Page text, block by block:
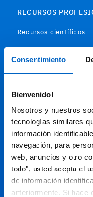
Consentimiento
Bienvenido!
Nosotros y nuestros
tecnologías similares
información
navegación, para
web, anuncios y otro
todo", usted acepta el
de información
anteriormente. Si hace
RECURSOS
Recursos científicos
Audiovisual
Espacio de
Este sitio web está
España.
SC-ES-CP-00099, SC-ES-
ES-CP-00064, SC-ES-CP-
AMG145-00544
Fecha de actualización